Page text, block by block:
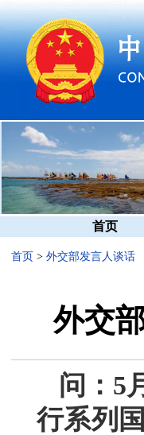
首页
首页 > 外交部发言人谈话
外交
问：5
行系列